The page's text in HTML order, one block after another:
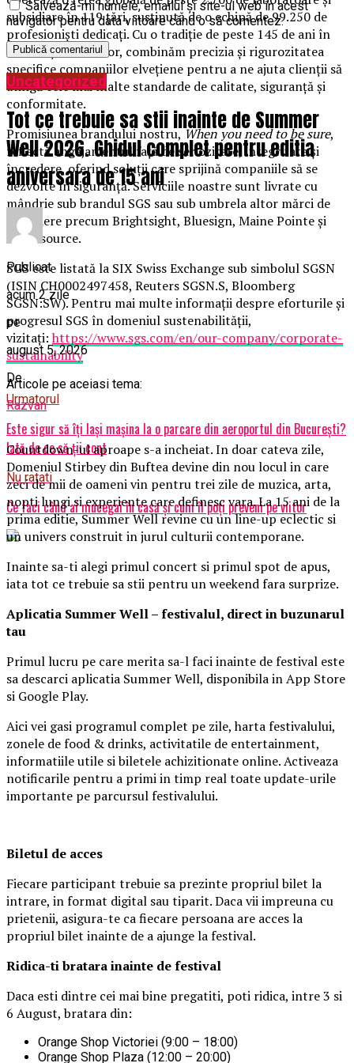
subsidiare în 119 țări, susținută de o echipă de 99.250 de
profesioniști dedicați. Cu o tradiție de peste 145 de ani în
excelența serviciilor, combinăm precizia și rigurozitatea
specifice companiilor elvețiene pentru a ne ajuta clienții să
atingă cele mai înalte standarde de calitate, siguranță și
conformitate.
Promisiunea brandului nostru,When you need to be sure,
reflectă angajamentul față de seriozitate, integritate și
încredere, oferind soluții care sprijină companiile să se
dezvolte în siguranță. Serviciile noastre sunt livrate cu
mândrie sub brandul SGS sau sub umbrela altor mărci de
încredere precum Brightsight, Bluesign, Maine Pointe și
Nutrasource.
SGS este listată la SIX Swiss Exchange sub simbolul SGSN
(ISIN CH0002497458, Reuters SGSN.S, Bloomberg
SGSN:SW). Pentru mai multe informații despre eforturile și
progresul SGS în domeniul sustenabilității,
vizitați:https://www.sgs.com/en/our-company/corporate-
sustainability
Articole pe aceiasi tema:
Urmatorul
Este sigur să îți lași mașina la o parcare din aeroportul din București?
Iată de ce să ții cont
Nu ratati
Ce faci când ai mucegai în casă și cum îl poți preveni pe viitor
Salvează-mi numele, emailul și site-ul web în acest
navigator pentru data viitoare când o să comentez.
Uncategorized
Tot ce trebuie sa stii inainte de Summer
Well 2026. Ghidul complet pentru editia
aniversara de 15 ani
Publicat
acum 2 zile
pe
august 5, 2026
De
Razvan
Countdown-ul aproape s-a incheiat. In doar cateva zile,
Domeniul Stirbey din Buftea devine din nou locul in care
zeci de mii de oameni vin pentru trei zile de muzica, arta,
nopti lungi si experiente care definesc vara. La 15 ani de la
prima editie, Summer Well revine cu un line-up eclectic si
un univers construit in jurul culturii contemporane.
Inainte sa-ti alegi primul concert si primul spot de apus,
iata tot ce trebuie sa stii pentru un weekend fara surprize.
Aplicatia Summer Well– festivalul, direct in buzunarul
tau
Primul lucru pe care merita sa-l faci inainte de festival este
sa descarci aplicatia Summer Well, disponibila in App Store
si Google Play.
Aici vei gasi programul complet pe zile, harta festivalului,
zonele de food & drinks, activitatile de entertainment,
informatiile utile si biletele achizitionate online. Activeaza
notificarile pentru a primi in timp real toate update-urile
importante pe parcursul festivalului.
Biletul de acces
Fiecare participant trebuie sa prezinte propriul bilet la
intrare, in format digital sau tiparit. Daca vii impreuna cu
prietenii, asigura-te ca fiecare persoana are acces la
propriul bilet inainte de a ajunge la festival.
Ridica-ti bratarainainte de festival
Daca esti dintre cei mai bine pregatiti, poti ridica, intre 3 si
6 August, bratara din:
Orange Shop Victoriei (9:00 – 18:00)
Orange Shop Plaza (12:00 – 20:00)